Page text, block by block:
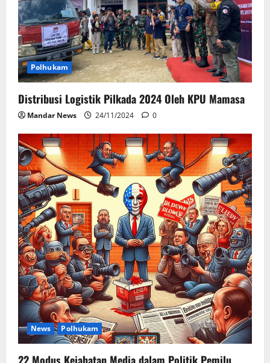
Polhukam
Distribusi Logistik Pilkada 2024 Oleh KPU Mamasa
Mandar News 24/11/2024 0
News Polhukam